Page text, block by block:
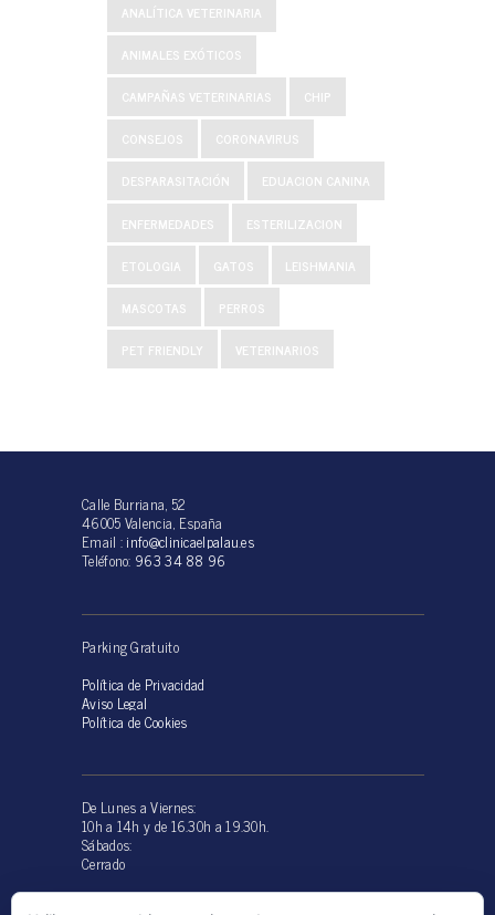
ANALÍTICA VETERINARIA
ANIMALES EXÓTICOS
CAMPAÑAS VETERINARIAS
CHIP
CONSEJOS
CORONAVIRUS
DESPARASITACIÓN
EDUACION CANINA
ENFERMEDADES
ESTERILIZACION
ETOLOGIA
GATOS
LEISHMANIA
MASCOTAS
PERROS
PET FRIENDLY
VETERINARIOS
Calle Burriana, 52
46005 Valencia, España
Email :info@clinicaelpalau.es
Teléfono: 963 34 88 96
Parking Gratuito
Política de Privacidad
Aviso Legal
Política de Cookies
De Lunes a Viernes:
10h a 14h y de 16.30h a 19.30h.
Sábados:
Cerrado